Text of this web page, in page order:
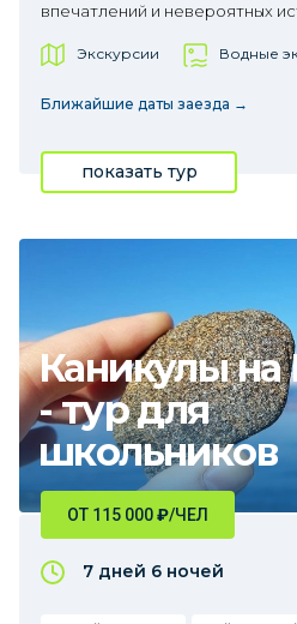
впечатлений и невероятных
Экскурсии Водные
Ближайшие даты заезда →
показать тур
Каникулы на
- тур для
школьников
ОТ 115 000₽/ЧЕЛ
7 дней 6 ночей